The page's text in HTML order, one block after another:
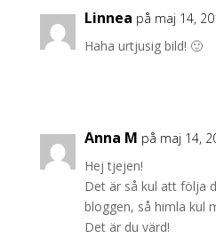
Linnea på maj 14,
Haha urtjusig bild! 🙂
Anna M på maj 14,
Hej tjejen!
Det är så kul att följa
bloggen, så himla kul
Det är du värd!